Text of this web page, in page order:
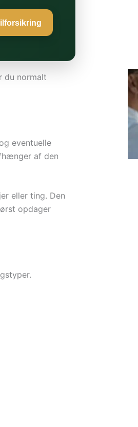
du normalt
eventuelle
af den
eller ting. Den
opdager